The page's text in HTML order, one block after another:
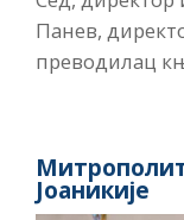
Панев,
преводилац
Јоаникије